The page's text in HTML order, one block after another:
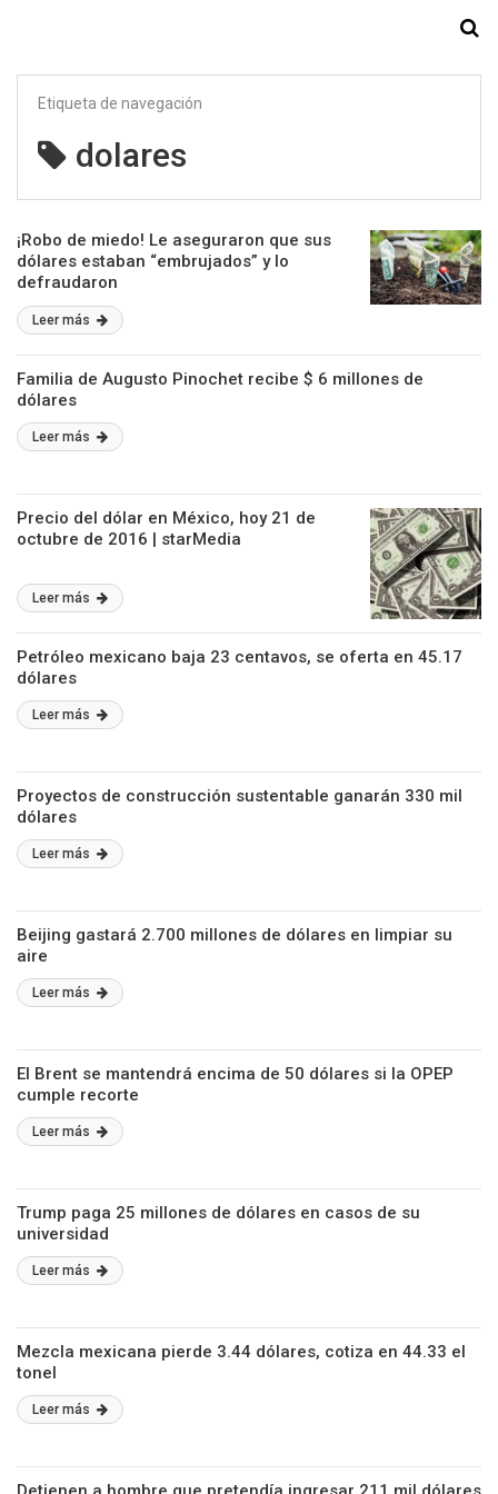
Etiqueta de navegación
dolares
¡Robo de miedo! Le aseguraron que sus
dólares estaban “embrujados” y lo
defraudaron
Leer más
Familia de Augusto Pinochet recibe $ 6 millones de
dólares
Leer más
Precio del dólar en México, hoy 21 de
octubre de 2016 | starMedia
Leer más
Petróleo mexicano baja 23 centavos, se oferta en 45.17
dólares
Leer más
Proyectos de construcción sustentable ganarán 330 mil
dólares
Leer más
Beijing gastará 2.700 millones de dólares en limpiar su
aire
Leer más
El Brent se mantendrá encima de 50 dólares si la OPEP
cumple recorte
Leer más
Trump paga 25 millones de dólares en casos de su
universidad
Leer más
Mezcla mexicana pierde 3.44 dólares, cotiza en 44.33 el
tonel
Leer más